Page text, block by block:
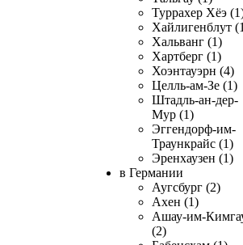
Туррахер Хёэ
Хайлигенблут
Хальванг (1)
Хартберг (1)
Хоэнтауэрн (4)
Целль-ам-Зе (1)
Штадль-ан-дер-
Мур (1)
Эггендорф-им-
Траункрайс (1)
Эренхаузен (1)
в Германии
Аугсбург (2)
Ахен (1)
Ашау-им-
(2)